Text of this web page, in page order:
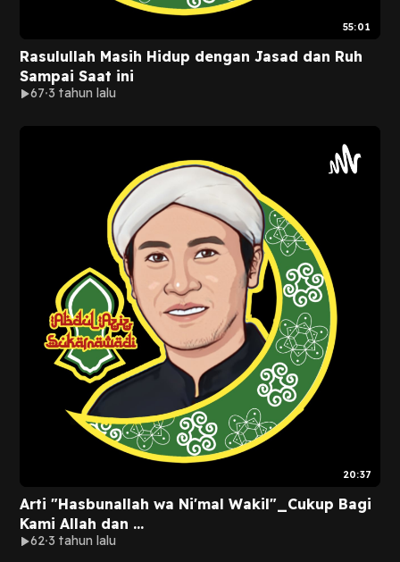
55:01
Rasulullah Masih Hidup dengan Jasad dan Ruh
Sampai Saat ini
67 3 tahun lalu
20:37
Arti "Hasbunallah wa Ni'mal Wakil"_Cukup Bagi
Kami Allah dan ...
62 3 tahun lalu